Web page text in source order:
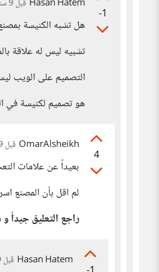
-1
Hasan Hatem قبل 9 سنوات
هل تشبه الكنيسة
تشبيه ليس له علاقة
التصميم على الويب
هو تصميم لكنيسة في
4
OmarAlsheikh قبل 9 سنوات
بعيداً عن علامات
لم اقل بأن المصنع
راجع التعليق جيداً
Hasan Hatem قبل 9 سنوات